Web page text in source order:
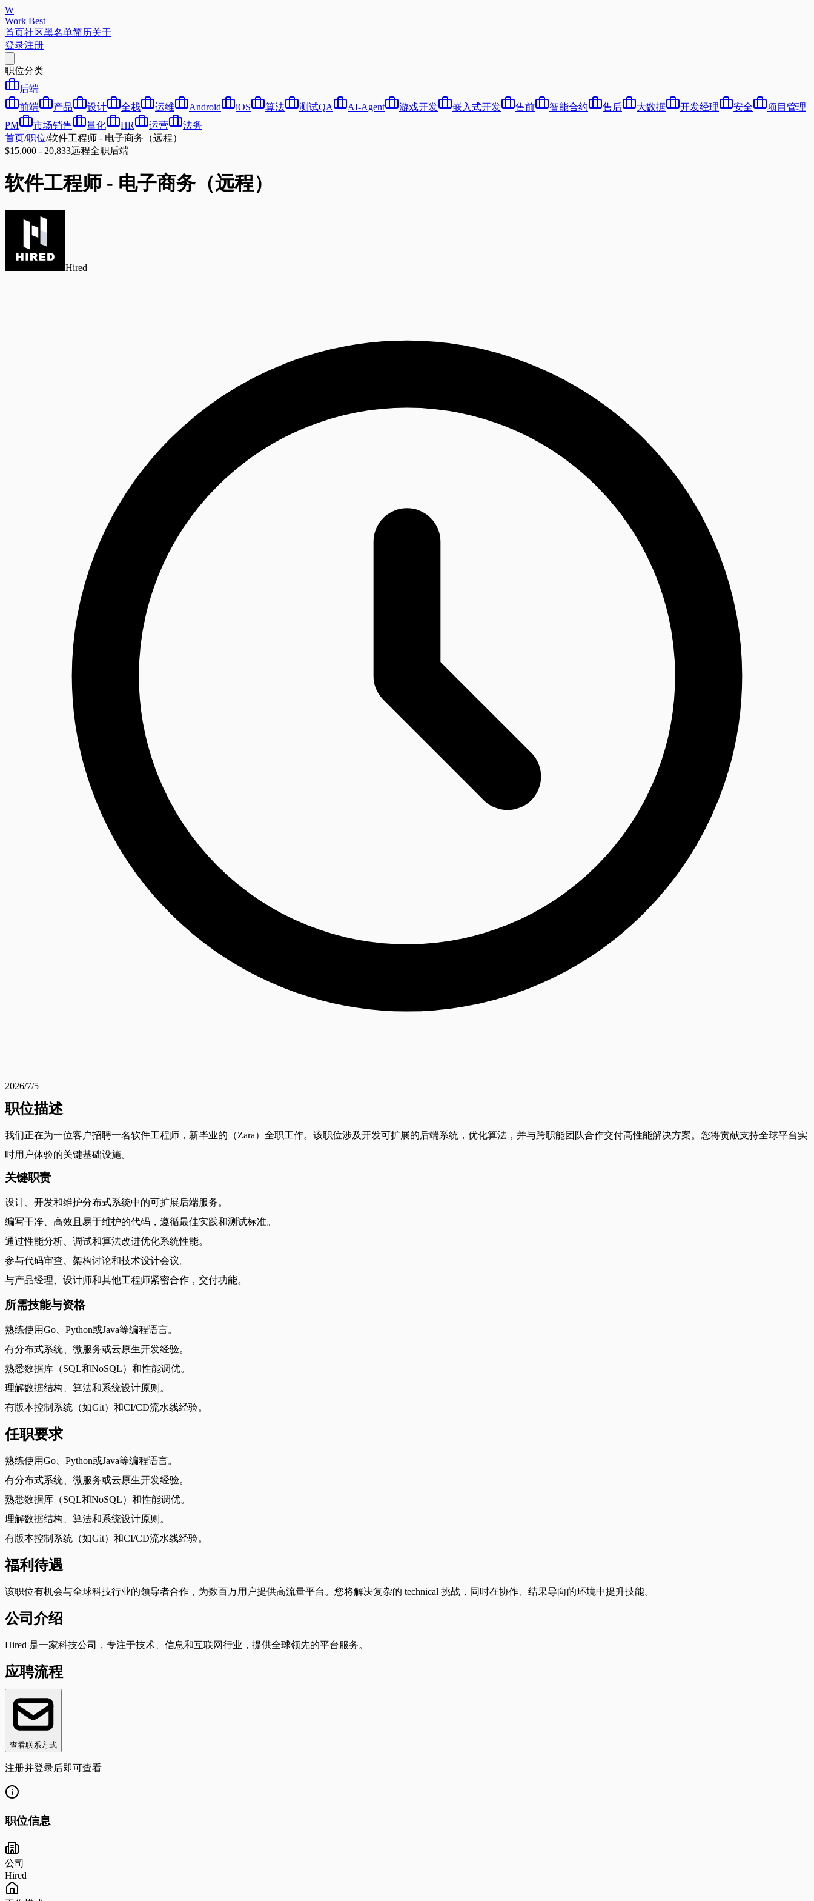
W
Work Best
首页社区黑名单简历关于
登录注册
职位分类
后端
前端
产品 设计 全栈 运维 Android iOS 算法 测试QA AI-Agent 游戏开发 嵌入式开发 售前 智能合约 售后 大数据 开发经理 安全
项目管理
PM
市场销售 量化 HR 运营
法务
首页/职位/软件工程师 - 电子商务（远程）
$15,000 - 20,833远程全职后端
软件工程师 - 电子商务（远程）
Hired
2026/7/5
职位描述
我们正在为一位客户招聘一名软件工程师，新毕业的（Zara）全职工作。该职位涉及开发可扩展的后端系统，优化算法，并与跨职能团队合作交付高性能解决方案。您将贡献支持全球平台实
时用户体验的关键基础设施。
关键职责
设计、开发和维护分布式系统中的可扩展后端服务。
编写干净、高效且易于维护的代码，遵循最佳实践和测试标准。
通过性能分析、调试和算法改进优化系统性能。
参与代码审查、架构讨论和技术设计会议。
与产品经理、设计师和其他工程师紧密合作，交付功能。
所需技能与资格
熟练使用Go、Python或Java等编程语言。
有分布式系统、微服务或云原生开发经验。
熟悉数据库（SQL和NoSQL）和性能调优。
理解数据结构、算法和系统设计原则。
有版本控制系统（如Git）和CI/CD流水线经验。
任职要求
熟练使用Go、Python或Java等编程语言。
有分布式系统、微服务或云原生开发经验。
熟悉数据库（SQL和NoSQL）和性能调优。
理解数据结构、算法和系统设计原则。
有版本控制系统（如Git）和CI/CD流水线经验。
福利待遇
该职位有机会与全球科技行业的领导者合作，为数百万用户提供高流量平台。您将解决复杂的 technical 挑战，同时在协作、结果导向的环境中提升技能。
公司介绍
Hired 是一家科技公司，专注于技术、信息和互联网行业，提供全球领先的平台服务。
应聘流程
查看联系方式
注册并登录后即可查看
职位信息
公司
Hired